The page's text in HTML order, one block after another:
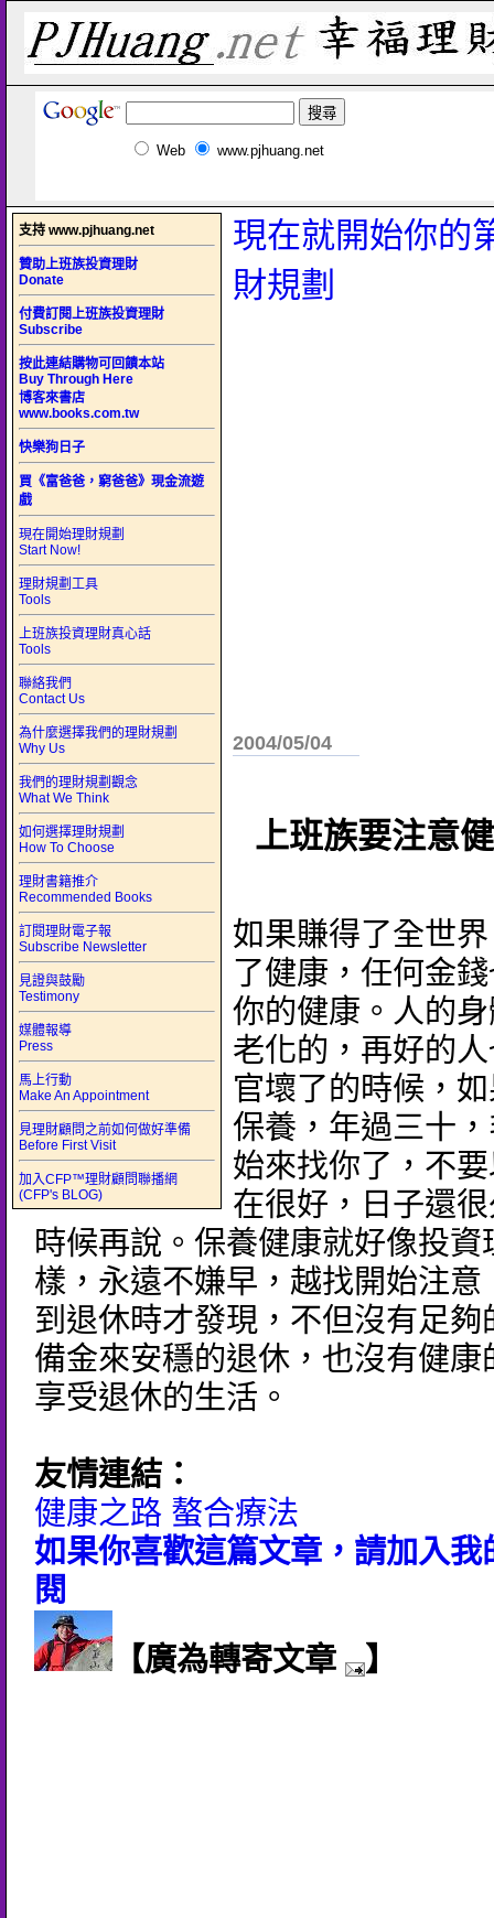
Web www.pjhuang.net
支持 www.pjhuang.net
贊助上班族投資理財
Donate
付費訂閱上班族投資理財
Subscribe
按此連結購物可回饋本站
Buy Through Here
博客來書店
www.books.com.tw
快樂狗日子
買《富爸爸，窮爸爸》現金流遊
戲
現在開始理財規劃
Start Now!
理財規劃工具
Tools
上班族投資理財真心話
Tools
聯絡我們
Contact Us
為什麼選擇我們的理財規劃
Why Us
我們的理財規劃觀念
What We Think
如何選擇理財規劃
How To Choose
理財書籍推介
Recommended Books
訂閱理財電子報
Subscribe Newsletter
見證與鼓勵
Testimony
媒體報導
Press
馬上行動
Make An Appointment
見理財顧問之前如何做好準備
Before First Visit
加入CFP™理財顧問聯播網
(CFP's BLOG)
現在就開始你的
財規劃
2004/05/04
上班族要注意
如果賺得了全世
了健康，任何金
你的健康。人的
老化的，再好的
官壞了的時候，
保養，年過三十
始來找你了，不
在很好，日子還
時候再說。保養健康就好像投資
樣，永遠不嫌早，越找開始注意
到退休時才發現，不但沒有足夠
備金來安穩的退休，也沒有健康
享受退休的生活。
友情連結：
健康之路 螯合療法
如果你喜歡這篇文章，請加入我
閱
【廣為轉寄文章
】